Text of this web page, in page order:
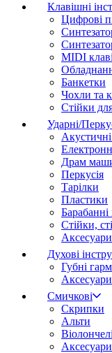
Клавішні
Цифрові
MIDI
Банкетки
Чохли та
Стійки
Ударні/
Акустичні
Драм
Перкусія
Тарілки
Пластики
Стійки,
Духові
Губні
Аксесуари
Смичкові
Скрипки
Альти
Віолончелі
Аксесуари